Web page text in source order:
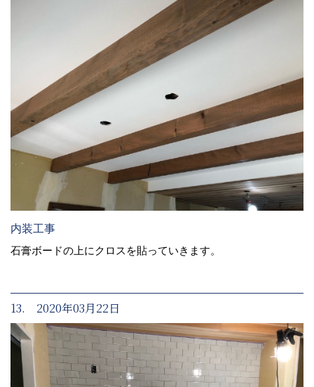
内装工事
石膏ボードの上にクロスを貼っていきます。
13. 2020年03月22日